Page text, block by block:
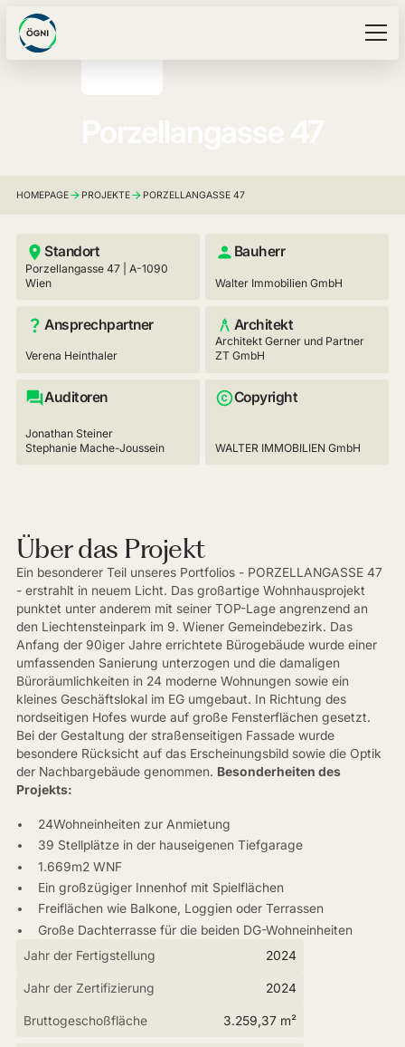
HOMEPAGE PROJEKTE PORZELLANGASSE 47
Standort
Porzellangasse 47 | A-1090
Wien
Bauherr
Walter Immobilien GmbH
Ansprechpartner
Verena Heinthaler
Architekt
Architekt Gerner und Partner
ZT GmbH
Auditoren
Jonathan Steiner
Stephanie Mache-Joussein
Copyright
WALTER IMMOBILIEN GmbH
Über das Projekt
Ein besonderer Teil unseres Portfolios - PORZELLANGASSE 47
- erstrahlt in neuem Licht. Das großartige Wohnhausprojekt
punktet unter anderem mit seiner TOP-Lage angrenzend an
den Liechtensteinpark im 9. Wiener Gemeindebezirk. Das
Anfang der 90iger Jahre errichtete Bürogebäude wurde einer
umfassenden Sanierung unterzogen und die damaligen
Büroräumlichkeiten in 24 moderne Wohnungen sowie ein
kleines Geschäftslokal im EG umgebaut. In Richtung des
nordseitigen Hofes wurde auf große Fensterflächen gesetzt.
Bei der Gestaltung der straßenseitigen Fassade wurde
besondere Rücksicht auf das Erscheinungsbild sowie die Optik
der Nachbargebäude genommen. Besonderheiten des
Projekts:
24Wohneinheiten zur Anmietung
39 Stellplätze in der hauseigenen Tiefgarage
1.669m2 WNF
Ein großzügiger Innenhof mit Spielflächen
Freiflächen wie Balkone, Loggien oder Terrassen
Große Dachterrasse für die beiden DG-Wohneinheiten
Jahr der Fertigstellung
2024
Jahr der Zertifizierung 2024
Bruttogeschoßfläche 3.259,37 m²